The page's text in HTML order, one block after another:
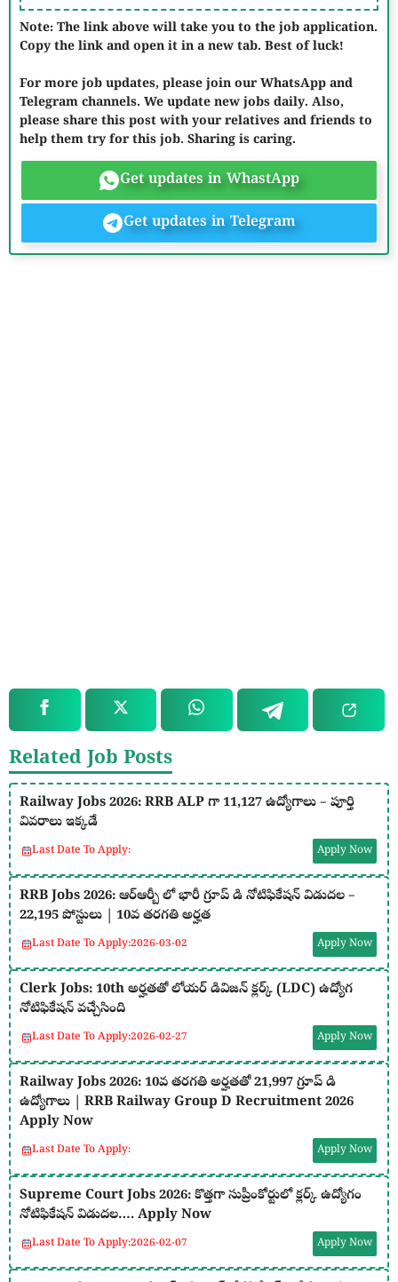
Note: The link above will take you to the job application.
Copy the link and open it in a new tab. Best of luck!
For more job updates, please join our WhatsApp and
Telegram channels. We update new jobs daily. Also,
please share this post with your relatives and friends to
help them try for this job. Sharing is caring.
Get updates in WhastApp
Get updates in Telegram
Related Job Posts
Railway Jobs 2026: RRB ALP గా 11,127 ఉద్యోగాలు – పూర్తి
వివరాలు ఇక్కడే
Last Date To Apply: Apply Now
RRB Jobs 2026: ఆర్ఆర్బీ లో భారీ గ్రూప్ డి నోటిఫికేషన్ విడుదల –
22,195 పోస్టులు | 10వ తరగతి అర్హత
Last Date To Apply:2026-03-02 Apply Now
Clerk Jobs: 10th అర్హతతో లోయర్ డివిజన్ క్లర్క్ (LDC) ఉద్యోగ
నోటిఫికేషన్ వచ్చేసింది
Last Date To Apply:2026-02-27 Apply Now
Railway Jobs 2026: 10వ తరగతి అర్హతతో 21,997 గ్రూప్ డి
ఉద్యోగాలు | RRB Railway Group D Recruitment 2026
Apply Now
Last Date To Apply: Apply Now
Supreme Court Jobs 2026: కొత్తగా సుప్రీంకోర్టులో క్లర్క్ ఉద్యోగం
నోటిఫికేషన్ విడుదల…. Apply Now
Last Date To Apply:2026-02-07 Apply Now